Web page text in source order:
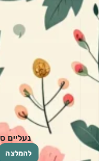
נעליים
להמלצה